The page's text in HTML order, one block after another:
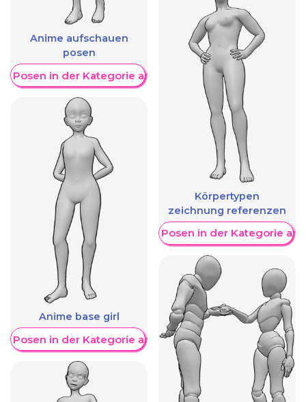
Anime aufschauen
posen
Posen in der Kategorie anzeigen
Anime base girl
Posen in der Kategorie anzeigen
Körpertypen
zeichnung referenzen
Weitere Posen in der Kategorie